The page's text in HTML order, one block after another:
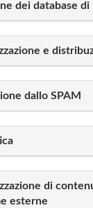
dei database
e
dallo SPAM
di
esterne